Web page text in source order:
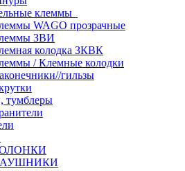
клеммы
WAGO прозрачные
ЗВИ
колодка ЗКВК
/ Клемные колодки
гильзы
тумблеры